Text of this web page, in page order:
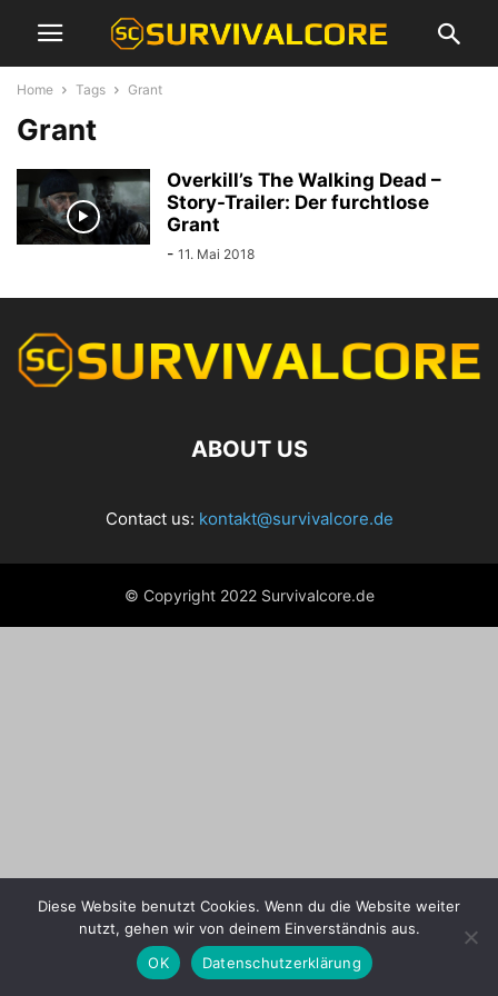
Home Tags Grant
Grant
Overkill’s The Walking Dead –
Story-Trailer: Der furchtlose
Grant
- 11. Mai 2018
ABOUT US
Contact us: kontakt@survivalcore.de
© Copyright 2022 Survivalcore.de
Diese Website benutzt Cookies. Wenn du die Website weiter
nutzt, gehen wir von deinem Einverständnis aus.
OK
Datenschutzerklärung